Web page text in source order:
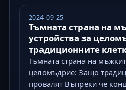
2024-09-25
Тъмната страна на
устройства за
традиционните
Тъмната страна на
целомъдрие: Защо
провалят Въпреки че